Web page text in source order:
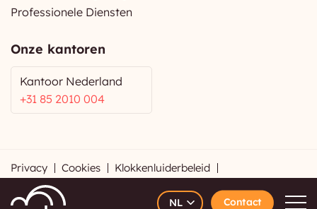
NL Contact
Professionele Diensten
Onze kantoren
Kantoor Nederland
+31 85 2010 004
Privacy Cookies
Klokkenluiderbeleid
Frequently Asked Questions